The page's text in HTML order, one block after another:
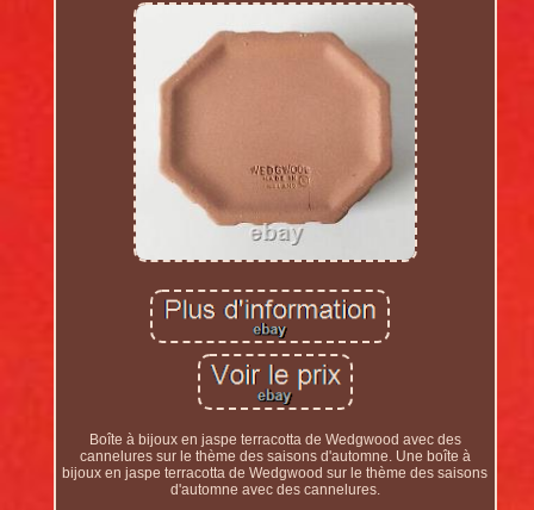
Boîte à bijoux en jaspe terracotta de Wedgwood avec des
cannelures sur le thème des saisons d'automne. Une boîte à
bijoux en jaspe terracotta de Wedgwood sur le thème des saisons
d'automne avec des cannelures.